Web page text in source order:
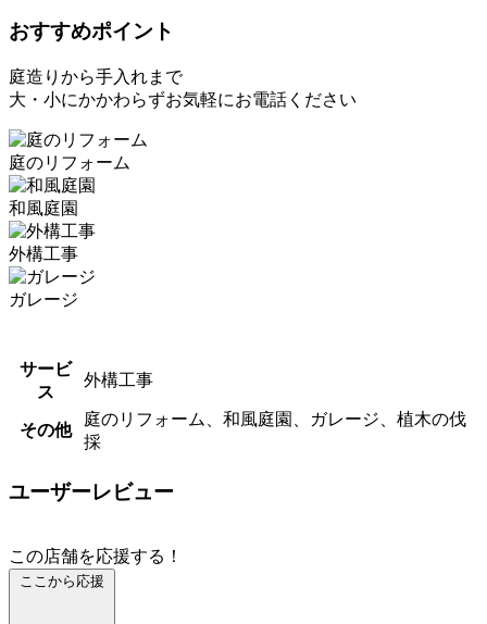
おすすめポイント
庭造りから手入れまで
大・小にかかわらずお気軽にお電話ください
庭のリフォーム
和風庭園
外構工事
ガレージ
サービ
ス
外構工事
その他
庭のリフォーム、和風庭園、ガレージ、植木の伐
採
ユーザーレビュー
この店舗を応援する！
ここから応援